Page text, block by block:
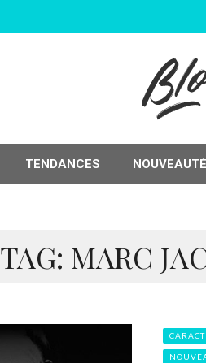
TENDANCES
TAG: MARC